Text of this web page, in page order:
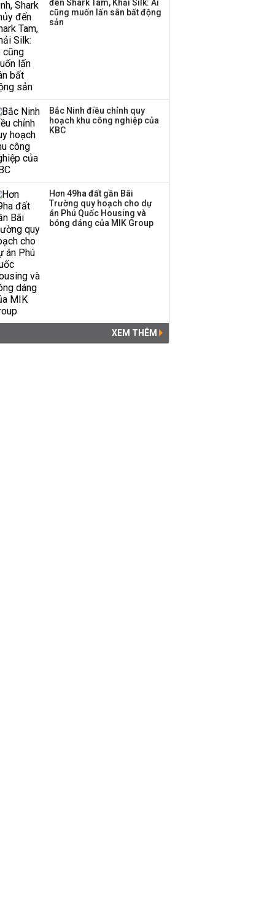
đến Shark Tam, Khải Silk: Ai
cũng muốn lấn sân bất động
sản
Bắc Ninh điều chỉnh quy
hoạch khu công nghiệp của
KBC
Hơn 49ha đất gần Bãi
Trường quy hoạch cho dự
án Phú Quốc Housing và
bóng dáng của MIK Group
XEM THÊM